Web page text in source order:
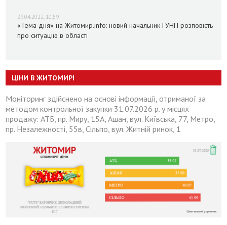
29.04.2022, 10:59
«Тема дня» на Житомир.info: новий начальник ГУНП розповість
про ситуацію в області
ЦІНИ В ЖИТОМИРІ
Моніторинг здійснено на основі інформації, отриманої за
методом контрольної закупки 31.07.2026 р. у місцях
продажу: АТБ, пр. Миру, 15А, Ашан, вул. Київська, 77, Метро,
пр. Незалежності, 55в, Сільпо, вул. Житній ринок, 1